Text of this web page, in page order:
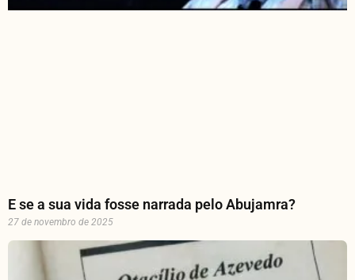
E se a sua vida fosse narrada pelo Abujamra?
27 de novembro de 2025